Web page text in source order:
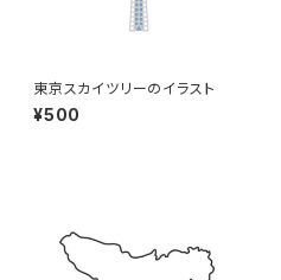
東京スカイツリーのイラスト
¥500